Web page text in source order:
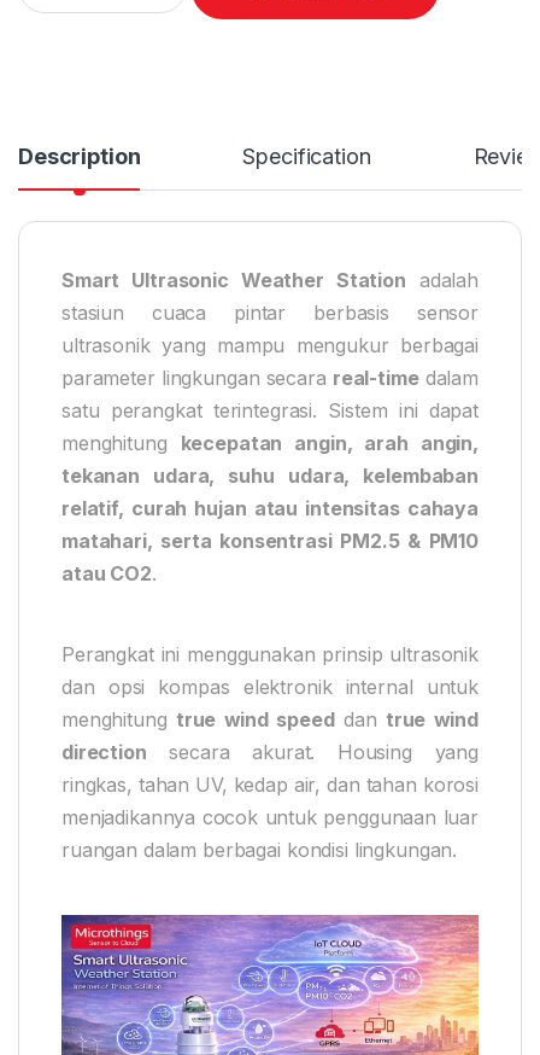
Description Specification
Smart Ultrasonic Weather Station adalah
stasiun cuaca pintar berbasis sensor
ultrasonik yang mampu mengukur berbagai
parameter lingkungan secara real-timedalam
satu perangkat terintegrasi. Sistem ini dapat
menghitung kecepatan angin, arah angin,
tekanan udara, suhu udara, kelembaban
relatif, curah hujan atau intensitas cahaya
matahari, serta konsentrasi PM2.5 & PM10
atau CO2.
Perangkat ini menggunakan prinsip ultrasonik
dan opsi kompas elektronik internal untuk
menghitung true wind speeddan true wind
direction secara akurat. Housing yang
ringkas, tahan UV, kedap air, dan tahan korosi
menjadikannya cocok untuk penggunaan luar
ruangan dalam berbagai kondisi lingkungan.